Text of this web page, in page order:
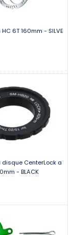
6T 160mm - SILVE
CenterLock a
- BLACK